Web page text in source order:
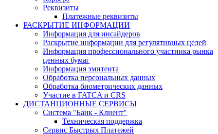
Реквизиты
Платежные реквизиты
РАСКРЫТИЕ ИНФОРМАЦИИ
Информация для инсайдеров
Раскрытие информации для регулятивных целей
Информация профессионального участника рынка
ценных бумаг
Информация эмитента
Обработка персональных данных
Обработка биометрических данных
Участие в FATCA и CRS
ДИСТАНЦИОННЫЕ СЕРВИСЫ
Система "Банк - Клиент"
Техническая поддержка
Сервис Быстрых Платежей